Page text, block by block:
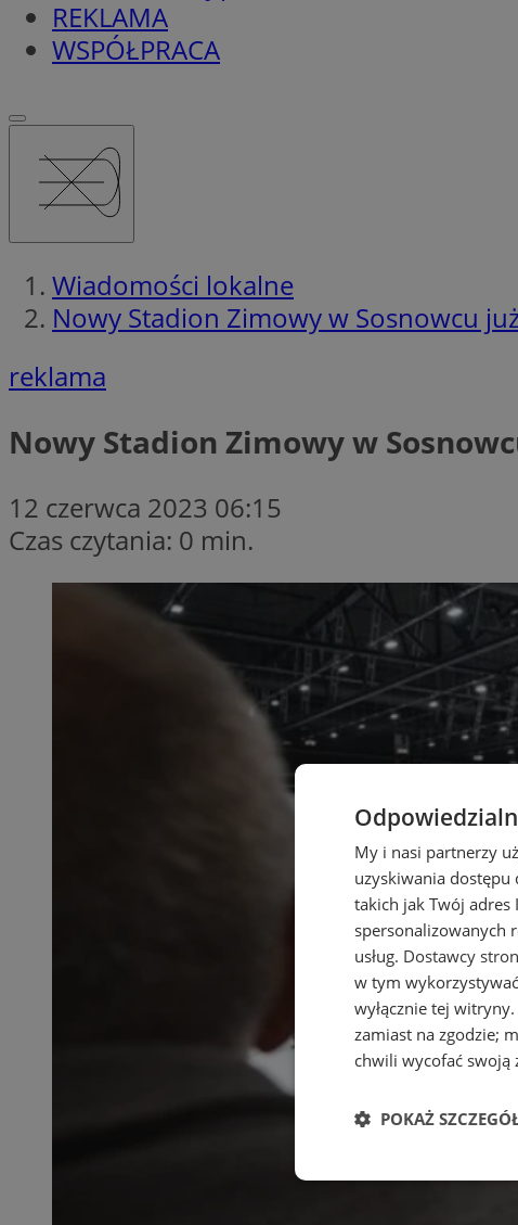
REKLAMA
WSPÓŁPRACA
Wiadomości lokalne
Nowy Stadion Zimowy w Sosnowcu
reklama
Nowy Stadion Zimowy w
12 czerwca 2023 06:15
Czas czytania: 0 min.
My i nasi partnerzy
uzyskiwania
takich jak Twój
spersonalizowanych
usług. Dostawcy
w tym
wyłącznie tej
zamiast na zgodzie;
chwili wycofać swoją
POKAŻ
Niezbędne